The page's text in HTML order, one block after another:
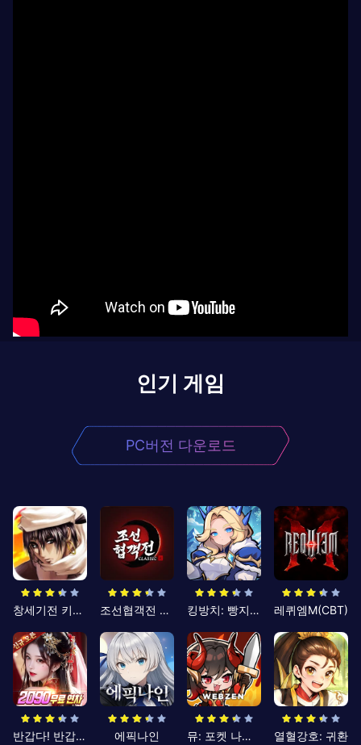
인기 게임
PC버전 다운로드
창세기전 키우기 조선협객전 클래식 킹방치: 빵지의 제왕 레퀴엠M(CBT)
반갑다! 반갑삼국지 에픽나인 뮤: 포켓 나이츠 열혈강호: 귀환